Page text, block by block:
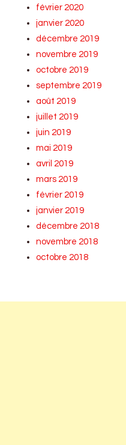
février 2020
janvier 2020
décembre 2019
novembre 2019
octobre 2019
septembre 2019
août 2019
juillet 2019
juin 2019
mai 2019
avril 2019
mars 2019
février 2019
janvier 2019
décembre 2018
novembre 2018
octobre 2018